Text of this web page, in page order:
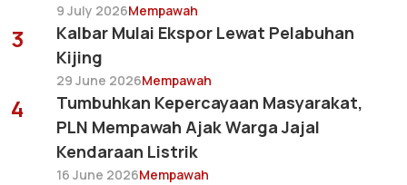
9 July 2026Mempawah
3
Kalbar Mulai Ekspor Lewat Pelabuhan
Kijing
29 June 2026Mempawah
4
Tumbuhkan Kepercayaan Masyarakat,
PLN Mempawah Ajak Warga Jajal
Kendaraan Listrik
16 June 2026Mempawah